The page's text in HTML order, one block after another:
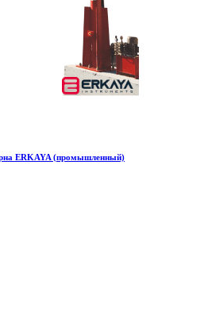
ERKAYA (промышленный)